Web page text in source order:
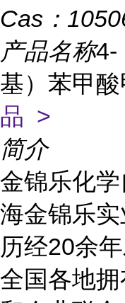
Cas：
产品名称4-
基）苯甲
品 >
简介
金锦乐化
海金锦乐实
历经20余
全国各地